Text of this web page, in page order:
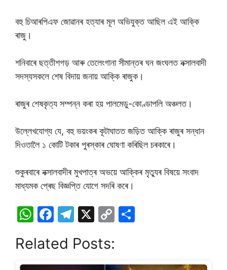
বহু চিআৰপিএফ জোৱানৰ হত্যাৰ মূল অভিযুক্ত আছিল এই আক্কি
ৰাজু।
শনিবাৰে ছত্তীশগড় আৰু তেলেংগানা সীমান্তৰ ঘন জংঘলত নক্সালবাদী
সদস্যসকলে শেষ বিদায় জনায় আক্কি ৰাজুক।
ৰাজুৰ শেষকৃত্য সম্পন্ন কৰা হয় পালমেডু-কোণ্ডাপলি অঞ্চলত।
উল্লেখযোগ্য যে, বহু ভয়ংকৰ কূটাঘাতত জড়িত আক্কি ৰাজুৰ সন্ধান
দিওতালৈ ১ কোটি টকাৰ পুৰস্কাৰ ঘোষণা কৰিছিল চৰকাৰে।
শুকুৰবাৰে নক্সালবাদীৰ মুখপাত্ৰ অভয়ে আক্কিৰ মৃত্যুৰ বিষয়ে সংবাদ
মাধ্যমক প্ৰেছ বিজ্ঞপ্তি যোগে সদৰি কৰে।
W
at
s
F
c
e
T
e
gr
X
C
y e
Related Posts: